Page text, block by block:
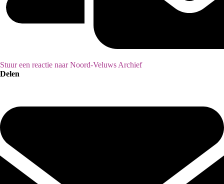
Stuur een reactie naar Noord-Veluws Archief
Delen